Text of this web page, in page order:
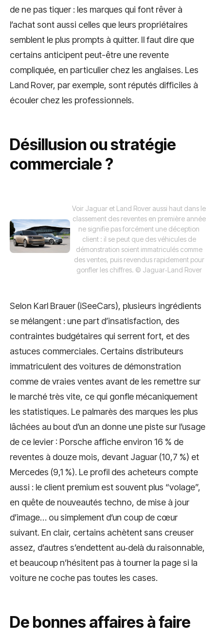
de ne pas tiquer : les marques qui font rêver à
l’achat sont aussi celles que leurs propriétaires
semblent le plus prompts à quitter. Il faut dire que
certains anticipent peut-être une revente
compliquée, en particulier chez les anglaises. Les
Land Rover, par exemple, sont réputés difficiles à
écouler chez les professionnels.
Désillusion ou stratégie
commerciale ?
Voir Jaguar et Land Rover aussi haut dans le
classement des reventes en première année
ne signifie pas forcément une déception
client : il se peut que des véhicules de
démonstration soient immatriculés comme
des ventes, puis revendus rapidement pour
gonfler les chiffres. © Jaguar‑Land Rover
Selon Karl Brauer (iSeeCars), plusieurs ingrédients
se mélangent : une part d’insatisfaction, des
contraintes budgétaires qui serrent fort, et des
astuces commerciales. Certains distributeurs
immatriculent des voitures de démonstration
comme de vraies ventes avant de les remettre sur
le marché très vite, ce qui gonfle mécaniquement
les statistiques. Le palmarès des marques les plus
lâchées au bout d’un an donne une piste sur l’usage
de ce levier : Porsche affiche environ 16 % de
reventes à douze mois, devant Jaguar (10,7 %) et
Mercedes (9,1 %). Le profil des acheteurs compte
aussi : le client premium est souvent plus “volage”,
en quête de nouveautés techno, de mise à jour
d’image… ou simplement d’un coup de cœur
suivant. En clair, certains achètent sans creuser
assez, d’autres s’endettent au‑delà du raisonnable,
et beaucoup n’hésitent pas à tourner la page si la
voiture ne coche pas toutes les cases.
De bonnes affaires à faire